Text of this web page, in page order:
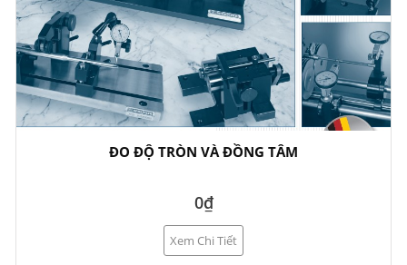
ĐO ĐỘ TRÒN VÀ ĐỒNG TÂM
0₫
Xem Chi Tiết